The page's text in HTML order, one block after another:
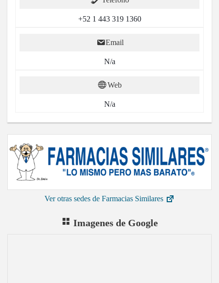
+52 1 443 319 1360
Email
N/a
Web
N/a
Ver otras sedes de Farmacias Similares
Imagenes de Google